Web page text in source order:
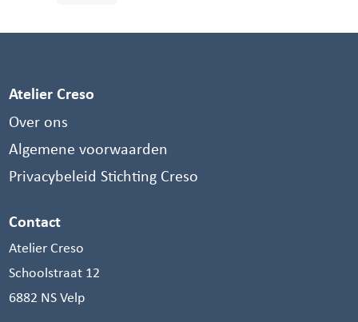
Atelier Creso
Over ons
Algemene voorwaarden
Privacybeleid Stichting Creso
Contact
Atelier Creso
Schoolstraat 12
6882 NS Velp